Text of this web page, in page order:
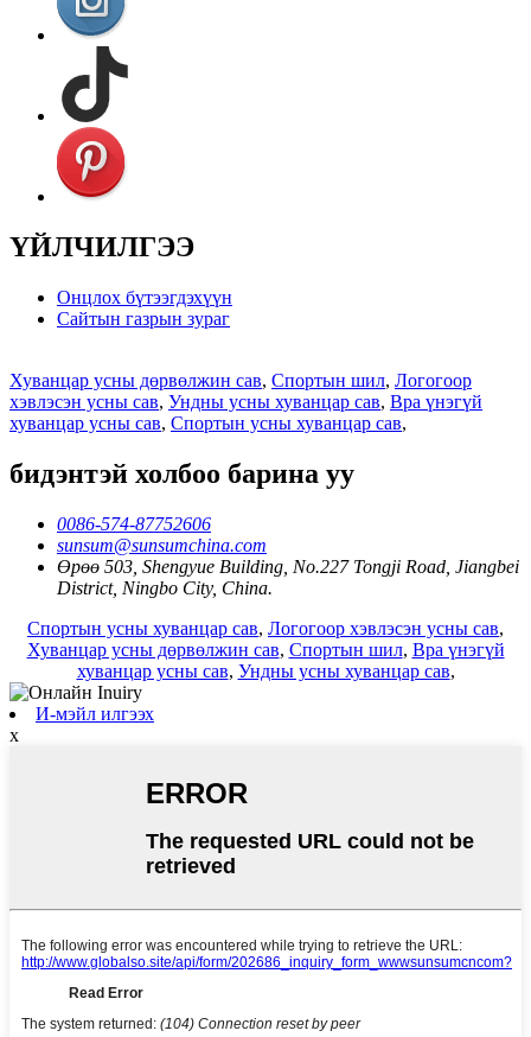
ҮЙЛЧИЛГЭЭ
Онцлох бүтээгдэхүүн
Сайтын газрын зураг
Хуванцар усны дөрвөлжин сав, Спортын шил, Логогоор
хэвлэсэн усны сав, Ундны усны хуванцар сав, Bpa үнэгүй
хуванцар усны сав, Спортын усны хуванцар сав,
бидэнтэй холбоо барина уу
0086-574-87752606
sunsum@sunsumchina.com
Өрөө 503, Shengyue Building, No.227 Tongji Road, Jiangbei
District, Ningbo City, China.
Спортын усны хуванцар сав, Логогоор хэвлэсэн усны сав,
Хуванцар усны дөрвөлжин сав, Спортын шил, Bpa үнэгүй
хуванцар усны сав, Ундны усны хуванцар сав,
И-мэйл илгээх
x